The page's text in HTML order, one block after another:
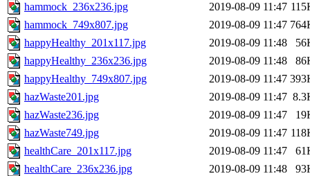
hammock_236x236.jpg
2019-08-09 11:47
hammock_749x807.jpg
2019-08-09 11:47
happyHealthy_201x117.jpg
2019-08-09 11:48
happyHealthy_236x236.jpg
2019-08-09 11:48
happyHealthy_749x807.jpg
2019-08-09 11:47
hazWaste201.jpg
2019-08-09 11:47
hazWaste236.jpg
2019-08-09 11:47
hazWaste749.jpg
2019-08-09 11:47
healthCare_201x117.jpg
2019-08-09 11:47
healthCare_236x236.jpg
2019-08-09 11:48